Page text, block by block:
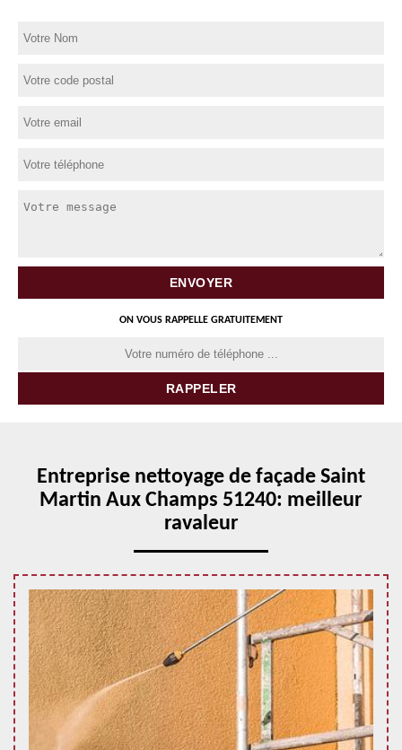
ON VOUS RAPPELLE GRATUITEMENT
Entreprise nettoyage de façade Saint
Martin Aux Champs 51240: meilleur
ravaleur